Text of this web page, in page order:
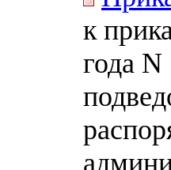
к
года